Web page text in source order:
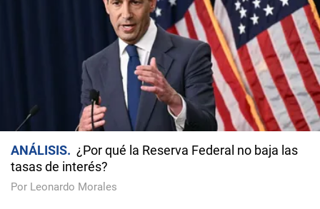
ANÁLISIS
¿Por qué la Reserva Federal no baja las
tasas de interés?
Por Leonardo Morales